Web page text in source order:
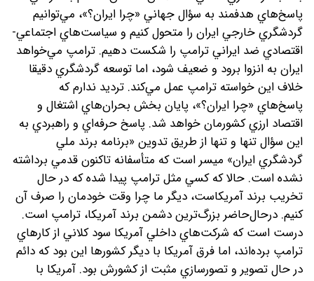
پاسخ‌هاي هدفمند به سؤال جهاني «چرا ايران؟»، مي‌توانيم
گردشگري خارجي ايران را متحول کنيم و سياست‌هاي اجتماعي-
اقتصادي ضد ايراني ترامپ را شکست دهيم. ترامپ مي‌خواهد
ايران به انزوا برود و ضعيف شود، اما توسعه گردشگري دقيقا
خلاف اين خواسته ترامپ عمل مي‌کند. ترديد ندارم که
پاسخ‌هاي «چرا ايران؟»، پايان بخش بحران‌هاي اشتغال و
اقتصاد ارزي کشورمان خواهد شد. پاسخ حرفه‌اي و راهبردي به
اين سؤال تنها و تنها از طريق تدوين «برنامه برند ملي
گردشگري ايران» ميسر است که متأسفانه تاکنون قدمي برداشته
نشده است. حالا که کسي مثل ترامپ پيدا شده که در حال
تخريب برند آمريکاست، ديگر ما چرا وقت خودمان را صرف آن
کنيم. درحال‌حاضر بزرگ‌ترين دشمن برند آمريکا، ترامپ است.
درست است که شرکت‌هاي داخلي آمريکا سود کلاني از کارهاي
ترامپ برده‌‌اند، اما فرق آمريکا با ديگر کشورها اين بود که دائم
در حال تصوير و تصورسازي مثبت از کشورش بود. آمريکا با